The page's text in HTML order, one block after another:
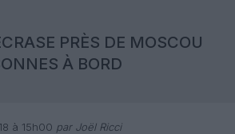
PRÈS DE MOSCOU
À BORD
à 15h00 par Joël Ricci